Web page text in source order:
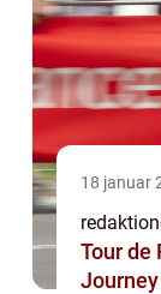
18 januar
Tour de